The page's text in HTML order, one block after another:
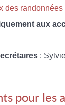
des randonnées
aux
:
pour les